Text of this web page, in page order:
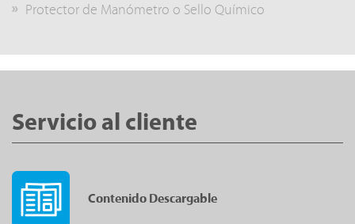
Protector de Manómetro o Sello Químico
Servicio al cliente
Contenido Descargable